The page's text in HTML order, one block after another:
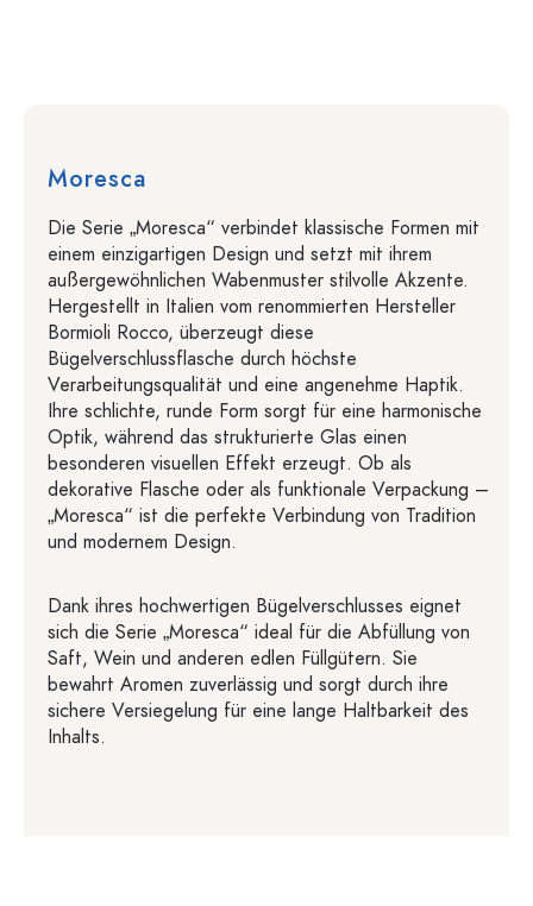
Moresca
Die Serie „Moresca“ verbindet klassische Formen mit
einem einzigartigen Design und setzt mit ihrem
außergewöhnlichen Wabenmuster stilvolle Akzente.
Hergestellt in Italien vom renommierten Hersteller
Bormioli Rocco, überzeugt diese
Bügelverschlussflasche durch höchste
Verarbeitungsqualität und eine angenehme Haptik.
Ihre schlichte, runde Form sorgt für eine harmonische
Optik, während das strukturierte Glas einen
besonderen visuellen Effekt erzeugt. Ob als
dekorative Flasche oder als funktionale Verpackung –
„Moresca“ ist die perfekte Verbindung von Tradition
und modernem Design.
Dank ihres hochwertigen Bügelverschlusses eignet
sich die Serie „Moresca“ ideal für die Abfüllung von
Saft, Wein und anderen edlen Füllgütern. Sie
bewahrt Aromen zuverlässig und sorgt durch ihre
sichere Versiegelung für eine lange Haltbarkeit des
Inhalts.